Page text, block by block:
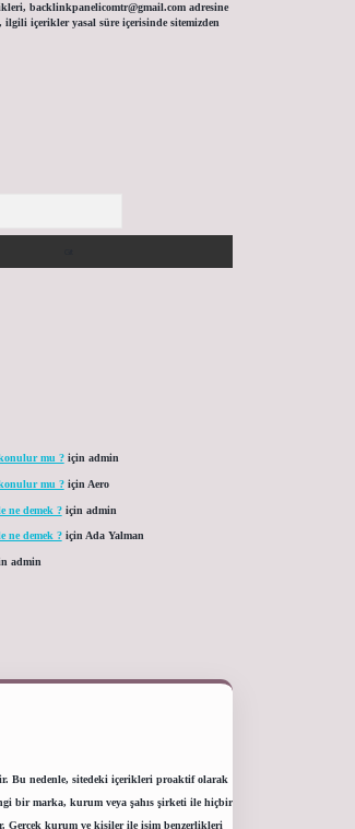
backlinkpanelicomtr@gmail.comadresine
içerikler yasal süre içerisinde sitemizden
mu ?için admin
mu ?için Aero
ne demek ?için admin
ne demek ?için Ada Yalman
admin
Bu nedenle, sitedeki içerikleri proaktif olarak
bir marka, kurum veya şahıs şirketi ile hiçbir
Gerçek kurum ve kişiler ile isim benzerlikleri